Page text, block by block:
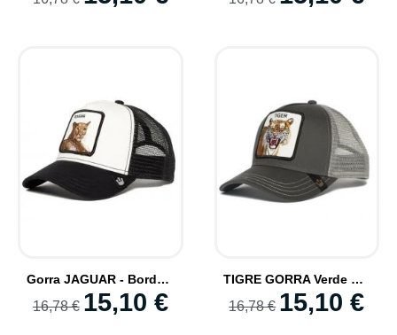
Gorra JAGUAR - Bordado Animal Cap Snapbacks
16,78 € 15,10 €
TIGRE GORRA Verde Moda Animales Tiger Cap
16,78 € 15,10 €